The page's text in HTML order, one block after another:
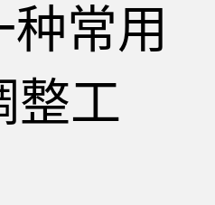
常用
整工